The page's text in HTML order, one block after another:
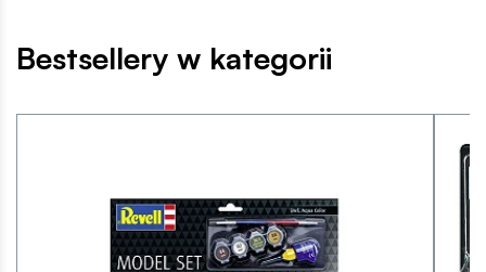
Bestsellery w kategorii